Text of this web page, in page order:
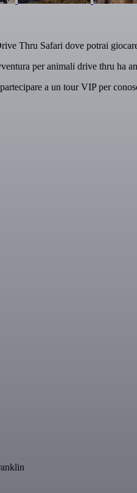
Thru Safari dove potrai
per animali drive thru ha
a un tour VIP per